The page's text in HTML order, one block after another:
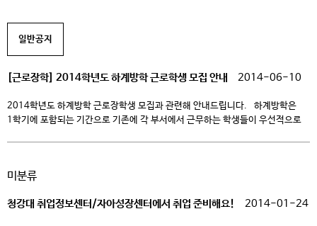
국가장학 신청생 […]
일반공지
[근로장학] 2014학년도 하계방학 근로학생 모집 안내 2014-06-10
2014학년도 하계방학 근로장학생 모집과 관련해 안내드립니다. 하계방학은
1학기에 포함되는 기간으로 기존에 각 부서에서 근무하는 학생들이 우선적으로
국가근로장학생 학교근로장학생 자격요건 공통 – 재학생– 한국장학재단
미분류
청강대 취업정보센터/자아성장센터에서 취업 준비해요! 2014-01-24